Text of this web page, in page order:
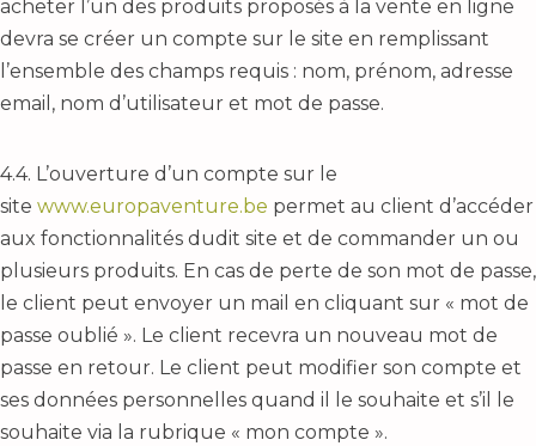
acheter l’un des produits proposés à la vente en ligne
devra se créer un compte sur le site en remplissant
l’ensemble des champs requis : nom, prénom, adresse
email, nom d’utilisateur et mot de passe.
4.4. L’ouverture d’un compte sur le
site www.europaventure.be permet au client d’accéder
aux fonctionnalités dudit site et de commander un ou
plusieurs produits. En cas de perte de son mot de passe,
le client peut envoyer un mail en cliquant sur « mot de
passe oublié ». Le client recevra un nouveau mot de
passe en retour. Le client peut modifier son compte et
ses données personnelles quand il le souhaite et s’il le
souhaite via la rubrique « mon compte ».